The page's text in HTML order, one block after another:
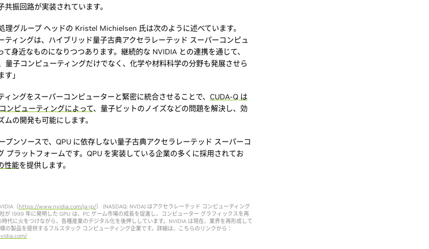
共振回路が実装されています。
理グループ ヘッドの Kristel Michielsen 氏は次のように述べています。
ティングは、ハイブリッド量子古典アクセラレーテッド スーパーコンピュ
て身近なものになりつつあります。継続的な NVIDIA との連携を通じて、
量子コンピューティングだけでなく、化学や材料科学の分野も発展させら
」
ィングをスーパーコンピューターと緊密に統合させることで、 CUDA-Q は
ンピューティングによって、量子ビットのノイズなどの問題を解決し、効
ムの開発も可能にします。
プンソースで、QPU に依存しない量子古典アクセラレーテッド スーパーコ
プラットフォームです。QPU を実装している企業の多くに採用されてお
性能を提供します。
（https://www.nvidia.com/ja-jp/） (NASDAQ: NVDA) はアクセラレーテッド コンピューティング
が 1999 年に発明した GPU は、PC ゲーム市場の成長を促進し、コンピューター グラフィックスを再
時代に火をつけながら、各種産業のデジタル化を後押ししています。NVIDIA は現在、業界を再形成して
の製品を提供するフルスタック コンピューティング企業です。詳細は、こちらのリンクから：